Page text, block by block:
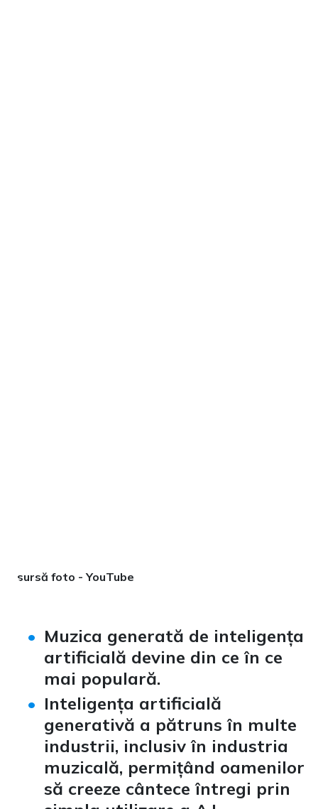
sursă foto - YouTube
Muzica generată de inteligența
artificială devine din ce în ce
mai populară.
Inteligența artificială
generativă a pătruns în multe
industrii, inclusiv în industria
muzicală, permițând oamenilor
să creeze cântece întregi prin